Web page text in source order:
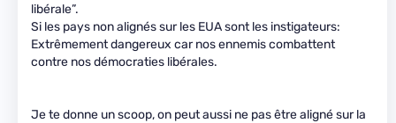
libérale”.
Si les pays non alignés sur les EUA sont les instigateurs:
Extrêmement dangereux car nos ennemis combattent
contre nos démocraties libérales.
Je te donne un scoop, on peut aussi ne pas être aligné sur la